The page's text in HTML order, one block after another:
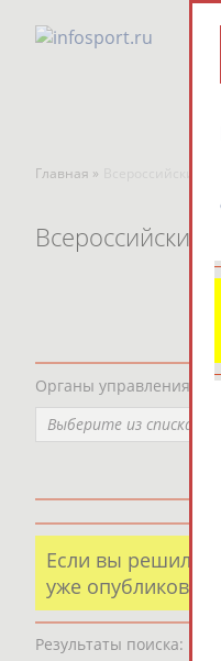
Главная »
Всероссийские
Органы управления,
Выберите из списка
Если вы решили
уже
Результаты поиска: